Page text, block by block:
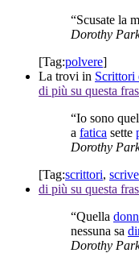
“Scusate la
Dorothy
[Tag:polvere]
La trovi in Scrittori
di più su questa
“Io sono quel
a fatica sette
Dorothy
[Tag:scrittori,
di più su questa
“Quella
nessuna sa
Dorothy